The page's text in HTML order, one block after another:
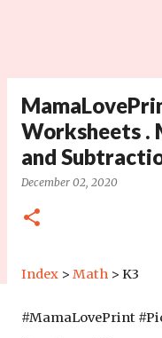
Worksheets .
and
December 02, 2020
Index > Math > K3
#MamaLovePrint